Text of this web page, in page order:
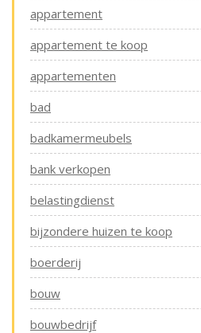
appartement
appartement te koop
appartementen
bad
badkamermeubels
bank verkopen
belastingdienst
bijzondere huizen te koop
boerderij
bouw
bouwbedrijf